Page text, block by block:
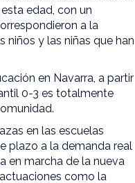
edad, con un
a la
niños y las niñas que han
en Navarra, a partir
0-3 es totalmente
en las escuelas
plazo a la demanda real
en marcha de la nueva
como la